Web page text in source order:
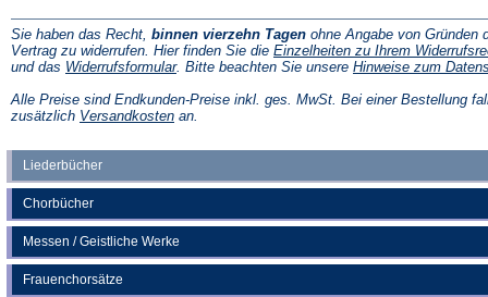
Liederbücher
Chorbücher
Messen / Geistliche Werke
Frauenchorsätze
Sie haben das Recht, binnen vierzehn Tagen ohne Angabe von Gründen
Vertrag zu widerrufen. Hier finden Sie die Einzelheiten zu Ihrem
und das Widerrufsformular(Öffnet
einem
neuen
. Bitte beachten Sie unsere Hinweise zum
Alle Preise sind Endkunden-Preise inkl. ges. MwSt. Bei einer Bestellung
zusätzlich Versandkosten(Öffnet
an.